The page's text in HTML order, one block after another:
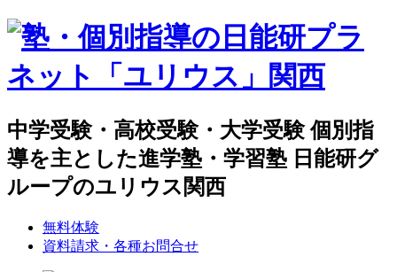
中学受験・高校受験・大学受験 個別指
導を主とした進学塾・学習塾 日能研グ
ループのユリウス関西
無料体験
資料請求・各種お問合せ